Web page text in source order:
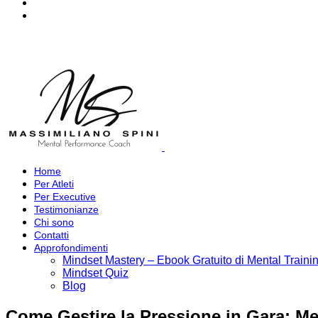
Home
Per Atleti
Per Executive
Testimonianze
Chi sono
Contatti
Approfondimenti
Mindset Mastery – Ebook Gratuito di Mental
Mindset Quiz
Blog